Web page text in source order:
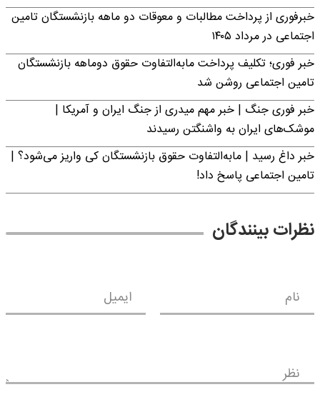
خبرفوری از پرداخت مطالبات و معوقات دو ماهه بازنشستگان تامین
اجتماعی در مرداد ۱۴۰۵
خبر فوری؛ تکلیف پرداخت مابه‌التفاوت حقوق دوماهه بازنشستگان
تامین اجتماعی روشن شد
خبر فوری جنگ | خبر مهم میدری از جنگ ایران و آمریکا |
موشک‌های ایران به واشنگتن رسیدند
خبر داغ رسید | مابه‌التفاوت حقوق بازنشستگان کی واریز می‌شود؟ |
تامین اجتماعی پاسخ داد!
نظرات بینندگان
نام ایمیل
نظر